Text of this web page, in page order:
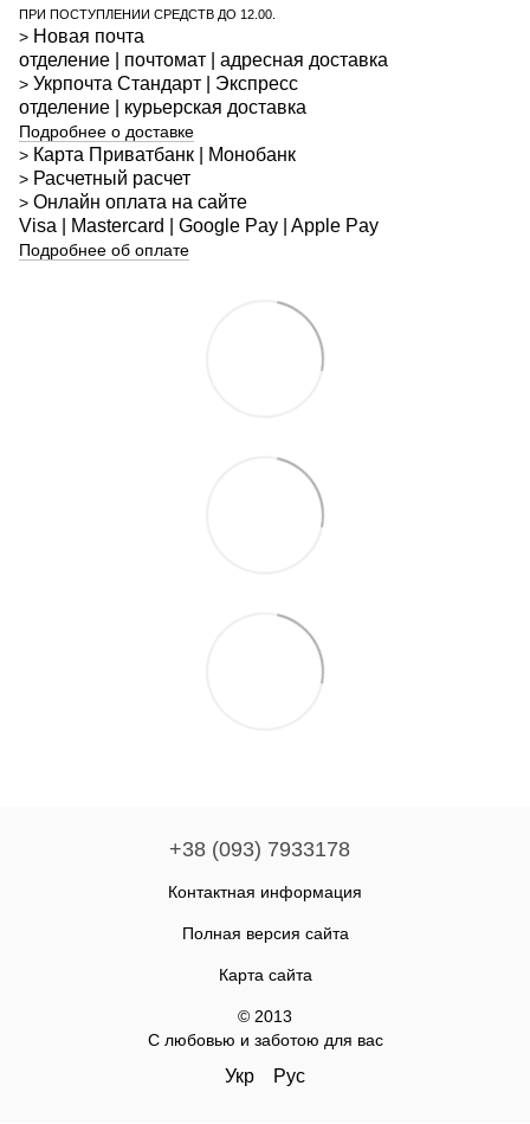
ПРИ ПОСТУПЛЕНИИ СРЕДСТВ ДО 12.00.
> Новая почта
отделение | почтомат | адресная доставка
> Укрпочта Стандарт
| Экспресс
отделение | курьерская доставка
Подробнее о доставке
> Карта Приватбанк | Монобанк
> Расчетный расчет
> Онлайн оплата на сайте
Visa | Mastercard | Google Pay | Apple Pay
Подробнее об оплате
+38 (093) 7933178
Контактная информация
Полная версия сайта
Карта сайта
© 2013
С любовью и заботою для вас
Укр Рус